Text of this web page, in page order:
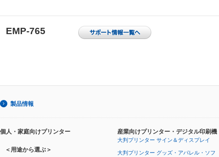
EMP-765
製品情報
個人・家庭向けプリンター
＜用途から選ぶ＞
産業向けプリンター・デジタル印刷機
大判プリンター サイン＆ディスプレイ
大判プリンター グッズ・アパレル・ソフ